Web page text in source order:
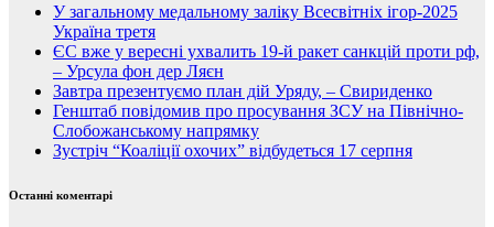
У загальному медальному заліку Всесвітніх ігор-2025
Україна третя
ЄС вже у вересні ухвалить 19-й ракет санкцій проти рф,
– Урсула фон дер Ляєн
Завтра презентуємо план дій Уряду, – Свириденко
Генштаб повідомив про просування ЗСУ на Північно-
Слобожанському напрямку
Зустріч “Коаліції охочих” відбудеться 17 серпня
Останні коментарі